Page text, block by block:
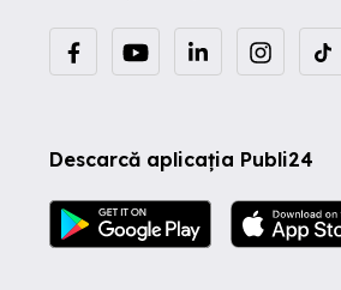
Descarcă aplicația Publi24